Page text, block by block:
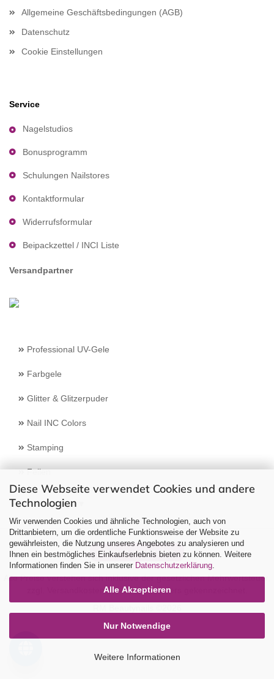
Diese Webseite verwendet Cookies und andere
Technologien
Wir verwenden Cookies und ähnliche Technologien, auch von
Drittanbietern, um die ordentliche Funktionsweise der Website zu
gewährleisten, die Nutzung unseres Angebotes zu analysieren und
Ihnen ein bestmögliches Einkaufserlebnis bieten zu können. Weitere
Informationen finden Sie in unserer Datenschutzerklärung
Alle Akzeptieren
Nur Notwendige
Weitere Informationen
Allgemeine Geschäftsbedingungen (AGB)
Datenschutz
Cookie Einstellungen
Service
Nagelstudios
Bonusprogramm
Schulungen Nailstores
Kontaktformular
Widerrufsformular
Beipackzettel / INCI Liste
Versandpartner
Professional UV-Gele
Farbgele
Glitter & Glitzerpuder
Nail INC Colors
Stamping
Feilen
Select Language
Vertrag widerrufen
Alle Preise verstehen sich inklusive der gesetzlichen Mehrwertsteuer,
Versandkostensoweit nicht anders gekennzeichnet.